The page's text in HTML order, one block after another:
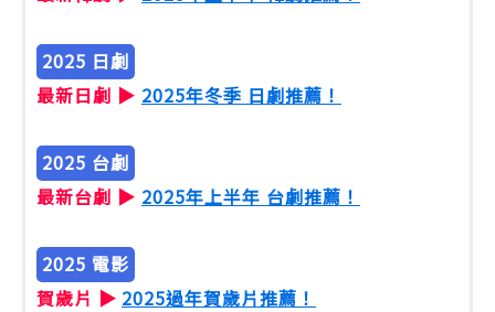
2025 日劇
最新日劇 ▶ 2025年冬季 日劇推薦！
2025 台劇
最新台劇 ▶ 2025年上半年 台劇推薦！
2025 電影
賀歲片 ▶ 2025過年賀歲片推薦！